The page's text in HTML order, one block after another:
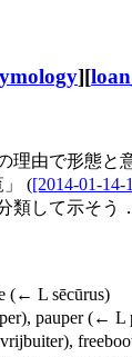
][
由で形態と
」 ([2014-01-14-
類して示そう．
(← L sēcūrus)
pauper (← L